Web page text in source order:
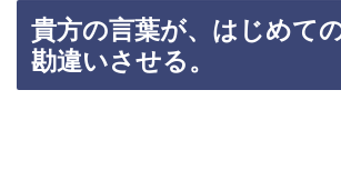
貴方の言葉が、はじめて
勘違いさせる。